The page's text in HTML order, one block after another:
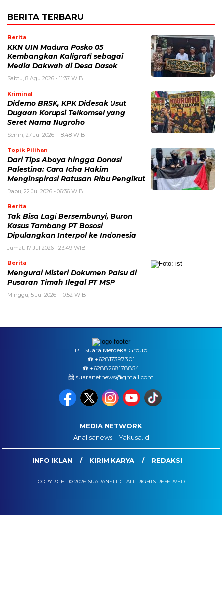
BERITA TERBARU
Berita
KKN UIN Madura Posko 05
Kembangkan Kaligrafi sebagai
Media Dakwah di Desa Dasok
Sabtu, 8 Agu 2026 - 11:37 WIB
Kriminal
Didemo BRSK, KPK Didesak Usut
Dugaan Korupsi Telkomsel yang
Seret Nama Nugroho
Senin, 27 Jul 2026 - 18:48 WIB
Topik Pilihan
Dari Tips Abaya hingga Donasi
Palestina: Cara Icha Hakim
Menginspirasi Ratusan Ribu Pengikut
Rabu, 22 Jul 2026 - 06:36 WIB
Berita
Tak Bisa Lagi Bersembunyi, Buron
Kasus Tambang PT Bososi
Dipulangkan Interpol ke Indonesia
Jumat, 17 Jul 2026 - 23:49 WIB
Berita
Mengurai Misteri Dokumen Palsu di
Pusaran Timah Ilegal PT MSP
Minggu, 5 Jul 2026 - 10:52 WIB
PT Suara Merdeka Group
☎️ ‪+62817397301
☎️ +6288268178854
📨 suaranetnews@gmail.com
MEDIA NETWORK
Analisanews
Yakusa.id
INFO IKLAN KIRIM KARYA REDAKSI
COPYRIGHT © 2026 SUARANET.ID - ALL RIGHTS RESERVED